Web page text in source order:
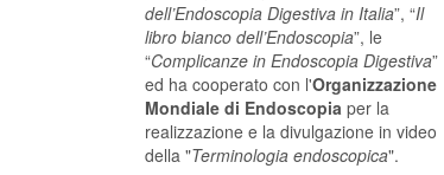
dell’Endoscopia Digestiva in Italia”, “Il
libro bianco dell’Endoscopia”, le
“Complicanze in Endoscopia Digestiva”
ed ha cooperato con l'Organizzazione
Mondiale di Endoscopia per la
realizzazione e la divulgazione in video
della "Terminologia endoscopica".